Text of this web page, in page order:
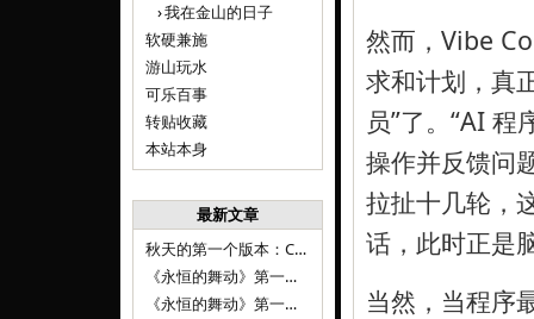
我在金山的日子
软硬兼施
游山玩水
可乐百事
转贴收藏
本站本身
最新文章
秋天的第一个版本：Cassotis IME（言泉输入法）v1.12.0
《永恒的舞动》第一百二十八章
《永恒的舞动》第一百二十七章
然而，Vibe
求和计划，真
员”了。“AI 程
操作并反馈问
拉扯十几轮，
话，此时正是
当然，当程序